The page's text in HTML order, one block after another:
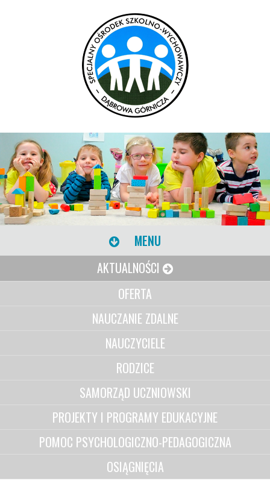
MENU
AKTUALNOŚCI
OFERTA
NAUCZANIE ZDALNE
NAUCZYCIELE
RODZICE
SAMORZĄD UCZNIOWSKI
PROJEKTY I PROGRAMY EDUKACYJNE
POMOC PSYCHOLOGICZNO-PEDAGOGICZNA
OSIĄGNIĘCIA